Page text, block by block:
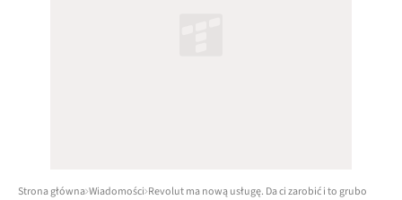
Strona główna Wiadomości Revolut ma nową usługę. Da ci zarobić i to grubo